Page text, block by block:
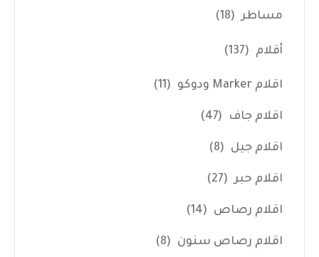
مساطر (18)
أقلام (137)
اقلام Marker ودوكو (11)
اقلام جاف (47)
اقلام جيل (8)
اقلام حبر (27)
اقلام رصاص (14)
اقلام رصاص سنون (8)